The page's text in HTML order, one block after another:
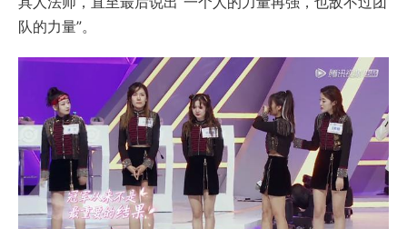
队的力量”。